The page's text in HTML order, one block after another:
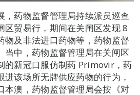
，药物监督管理局持续派员巡查
区贸易行，期间在关闸区发现 8
物及非法进口药物等，药物监督
当中，药物监督管理局在关闸区
的新冠口服仿制药 Primovir，药
该场所无牌供应药物的行为，
本澳，药物监督管理局会按《对